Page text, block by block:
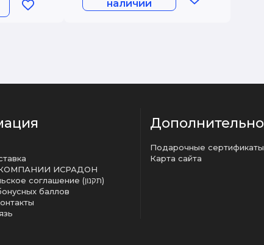
М.П.,
наличии
ИСРАДОН
Пользовательское соглашение (תקנון)
баллов
Дополнительно
Подарочные сертификаты
Карта сайта